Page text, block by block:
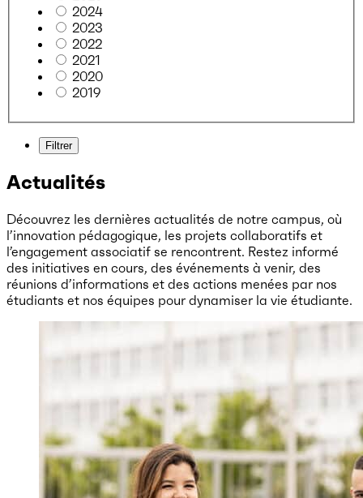
2024
2023
2022
2021
2020
2019
Filtrer
Actualités
Découvrez les dernières actualités de notre campus, où
l’innovation pédagogique, les projets collaboratifs et
l’engagement associatif se rencontrent. Restez informé
des initiatives en cours, des événements à venir, des
réunions d’informations et des actions menées par nos
étudiants et nos équipes pour dynamiser la vie étudiante.